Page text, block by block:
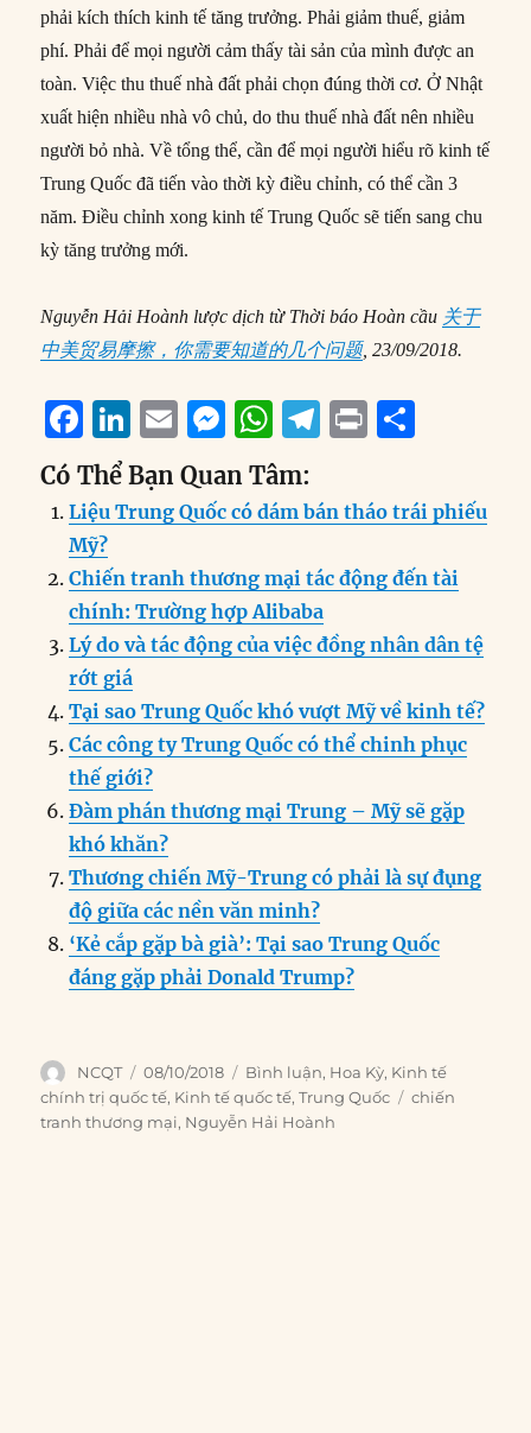
phải kích thích kinh tế tăng trưởng. Phải giảm thuế, giảm
phí. Phải để mọi người cảm thấy tài sản của mình được an
toàn. Việc thu thuế nhà đất phải chọn đúng thời cơ. Ở Nhật
xuất hiện nhiều nhà vô chủ, do thu thuế nhà đất nên nhiều
người bỏ nhà. Về tổng thể, cần để mọi người hiểu rõ kinh tế
Trung Quốc đã tiến vào thời kỳ điều chỉnh, có thể cần 3
năm. Điều chỉnh xong kinh tế Trung Quốc sẽ tiến sang chu
kỳ tăng trưởng mới.
Nguyễn Hải Hoành lược dịch từ Thời báo Hoàn cầu 关于
中美贸易摩擦，你需要知道的几个问题, 23/09/2018.
F
a
c
e
b
o
o
k
Li
n
k
e
d
I
n
E
m
ai
l
M
ss
e
n
g
er
W
h
at
s
A
p
p
T
e
g
r
a
m
P
n
t
a
re
Có Thể Bạn Quan Tâm:
Liệu Trung Quốc có dám bán tháo trái phiếu
Mỹ?
Chiến tranh thương mại tác động đến tài
chính: Trường hợp Alibaba
Lý do và tác động của việc đồng nhân dân tệ
rớt giá
Tại sao Trung Quốc khó vượt Mỹ về kinh tế?
Các công ty Trung Quốc có thể chinh phục
thế giới?
Đàm phán thương mại Trung – Mỹ sẽ gặp
khó khăn?
Thương chiến Mỹ-Trung có phải là sự đụng
độ giữa các nền văn minh?
‘Kẻ cắp gặp bà già’: Tại sao Trung Quốc
đáng gặp phải Donald Trump?
Author
NCQT
Posted
on
08/10/2018 Categories
Bình luận, Hoa Kỳ, Kinh tế
chính trị quốc tế, Kinh tế quốc tế,Trung Quốc Tags
chiến
tranh thương mại, Nguyễn Hải Hoành